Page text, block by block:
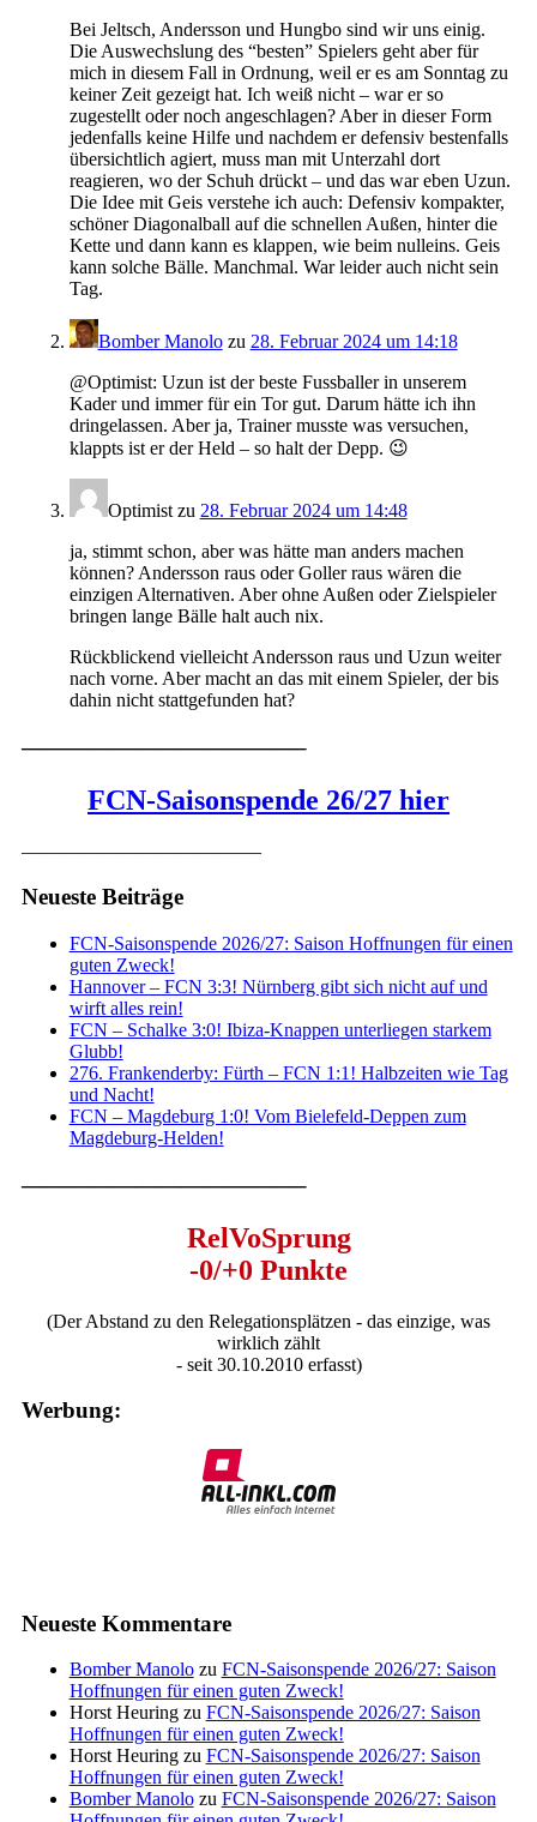
Bei Jeltsch, Andersson und Hungbo sind wir uns einig.
Die Auswechslung des “besten” Spielers geht aber für
mich in diesem Fall in Ordnung, weil er es am Sonntag zu
keiner Zeit gezeigt hat. Ich weiß nicht – war er so
zugestellt oder noch angeschlagen? Aber in dieser Form
jedenfalls keine Hilfe und nachdem er defensiv bestenfalls
übersichtlich agiert, muss man mit Unterzahl dort
reagieren, wo der Schuh drückt – und das war eben Uzun.
Die Idee mit Geis verstehe ich auch: Defensiv kompakter,
schöner Diagonalball auf die schnellen Außen, hinter die
Kette und dann kann es klappen, wie beim nulleins. Geis
kann solche Bälle. Manchmal. War leider auch nicht sein
Tag.
Bomber Manolozu 28. Februar 2024 um 14:18
@Optimist: Uzun ist der beste Fussballer in unserem
Kader und immer für ein Tor gut. Darum hätte ich ihn
dringelassen. Aber ja, Trainer musste was versuchen,
klappts ist er der Held – so halt der Depp. 😉
Optimistzu 28. Februar 2024 um 14:48
ja, stimmt schon, aber was hätte man anders machen
können? Andersson raus oder Goller raus wären die
einzigen Alternativen. Aber ohne Außen oder Zielspieler
bringen lange Bälle halt auch nix.
Rückblickend vielleicht Andersson raus und Uzun weiter
nach vorne. Aber macht an das mit einem Spieler, der bis
dahin nicht stattgefunden hat?
————————————–
FCN-Saisonspende 26/27 hier
————————————–
Neueste Beiträge
FCN-Saisonspende 2026/27: Saison Hoffnungen für einen
guten Zweck!
Hannover – FCN 3:3! Nürnberg gibt sich nicht auf und
wirft alles rein!
FCN – Schalke 3:0! Ibiza-Knappen unterliegen starkem
Glubb!
276. Frankenderby: Fürth – FCN 1:1! Halbzeiten wie Tag
und Nacht!
FCN – Magdeburg 1:0! Vom Bielefeld-Deppen zum
Magdeburg-Helden!
————————————–
RelVoSprung
-0/+0 Punkte
(Der Abstand zu den Relegationsplätzen - das einzige, was
wirklich zählt
- seit 30.10.2010 erfasst)
Werbung:
Neueste Kommentare
Bomber Manolozu FCN-Saisonspende 2026/27: Saison
Hoffnungen für einen guten Zweck!
Horst Heuringzu FCN-Saisonspende 2026/27: Saison
Hoffnungen für einen guten Zweck!
Horst Heuringzu FCN-Saisonspende 2026/27: Saison
Hoffnungen für einen guten Zweck!
Bomber Manolozu FCN-Saisonspende 2026/27: Saison